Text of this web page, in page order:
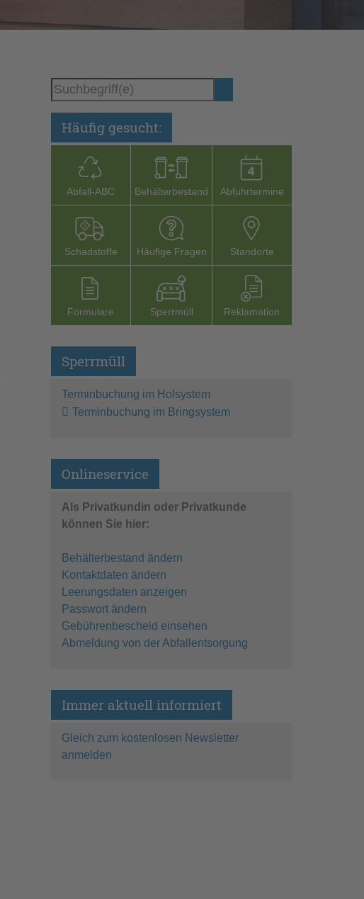
Häufig gesucht:
Abfall-­ABC Behälterbestand Abfuhrtermine
Schadstoffe Häufige Fragen Stand­orte
Formu­lare Sperr­müll Reklamation
Sperrmüll
Terminbuchung im Holsystem
Terminbuchung im Bringsystem
Onlineservice
Als Privatkundin oder Privatkunde
können Sie hier:
Behälterbestand ändern
Kontaktdaten ändern
Leerungsdaten anzeigen
Passwort ändern
Gebührenbescheid einsehen
Abmeldung von der Abfallentsorgung
Immer aktuell informiert
Gleich zum kostenlosen Newsletter
anmelden